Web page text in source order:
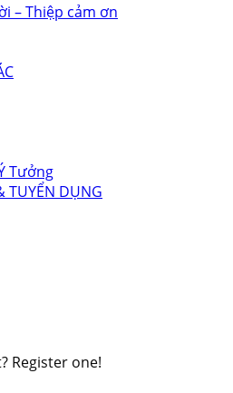
– Thiệp cảm ơn
Tưởng
TUYỂN DỤNG
Register one!